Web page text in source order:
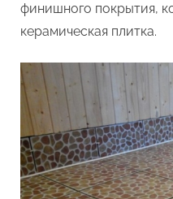
финишного покрытия,
керамическая плитка.